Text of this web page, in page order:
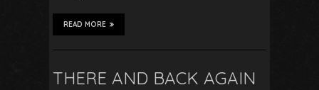
READ MORE
THERE AND BACK AGAIN